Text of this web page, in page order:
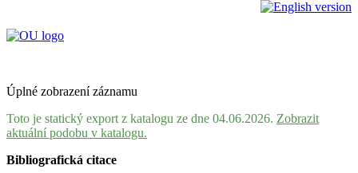
Úplné zobrazení záznamu
Toto je statický export z katalogu ze dne 04.06.2026. Zobrazit
aktuální podobu v katalogu.
Bibliografická citace